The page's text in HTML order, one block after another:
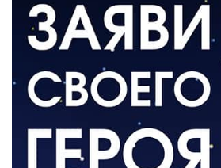
ВЛАСТЬ
День памяти и «Симфония
06.08.2026
Новый настил на экотропе